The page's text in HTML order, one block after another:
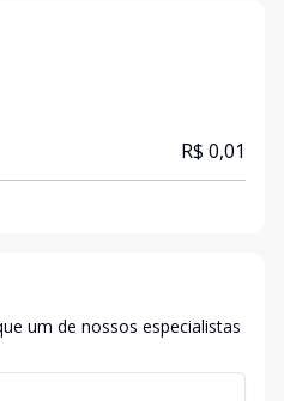
R$ 0,01
um de nossos especialistas